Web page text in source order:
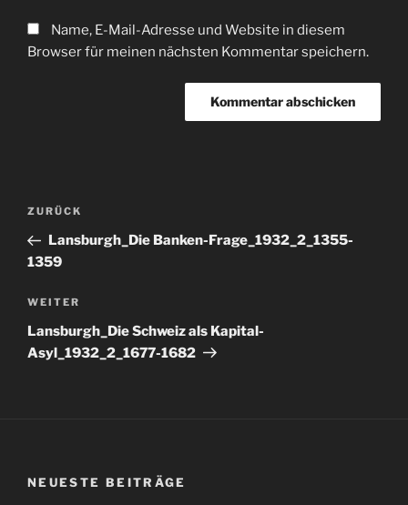
Name, E-Mail-Adresse und Website in diesem
Browser für meinen nächsten Kommentar speichern.
Beitragsnavigation
Vorheriger
Beitrag
ZURÜCK
Lansburgh_Die Banken-Frage_1932_2_1355-
1359
Nächster
Beitrag
WEITER
Lansburgh_Die Schweiz als Kapital-
Asyl_1932_2_1677-1682
NEUESTE BEITRÄGE